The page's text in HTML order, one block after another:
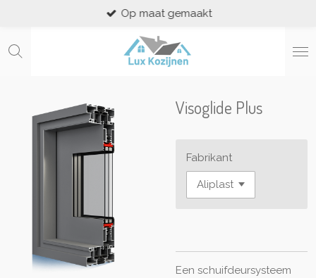
naar
Op maat gemaakt
Visoglide Plus
Fabrikant
Een schuifdeursysteem